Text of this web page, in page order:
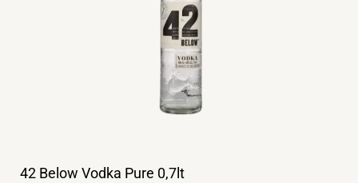
42 Below Vodka Pure 0,7lt